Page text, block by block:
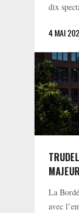
dix
4 MAI
MAJEUR
La
avec